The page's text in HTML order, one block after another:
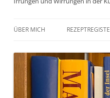
ÜBER MICH